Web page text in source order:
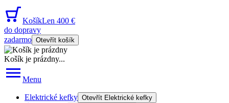
KošíkLen 400 €
do dopravy
zadarmo Otevřít košík
Košík je prázdny...
Menu
Elektrické kefky Otevřít Elektrické kefky